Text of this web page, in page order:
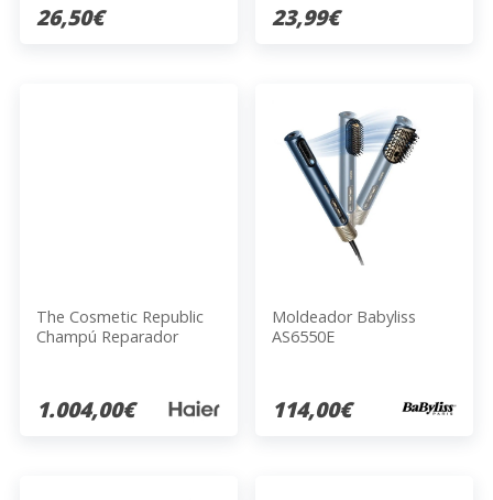
26,50€ 23,99€
The Cosmetic Republic
Champú Reparador
1.004,00€
Moldeador Babyliss
AS6550E
114,00€